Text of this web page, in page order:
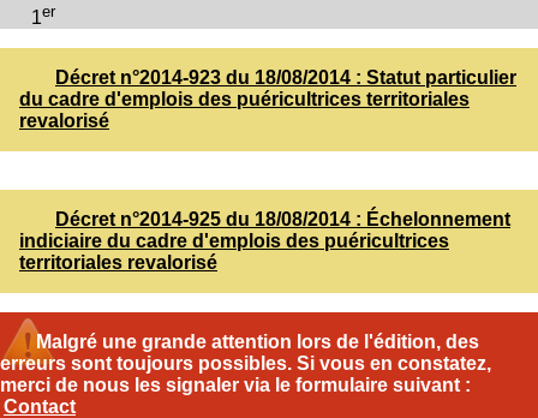
1er
Décret n°2014-923 du 18/08/2014 : Statut particulier
du cadre d'emplois des puéricultrices territoriales
revalorisé
Décret n°2014-925 du 18/08/2014 : Échelonnement
indiciaire du cadre d'emplois des puéricultrices
territoriales revalorisé
Malgré une grande attention lors de l'édition, des
erreurs sont toujours possibles. Si vous en constatez,
merci de nous les signaler via le formulaire suivant :
Contact